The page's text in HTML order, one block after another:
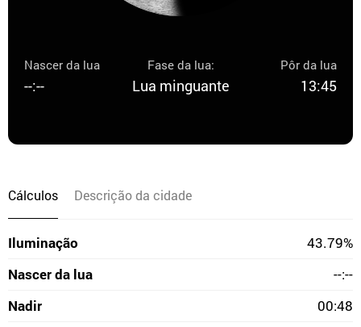
Nascer da lua
--:--
Fase da lua:
Lua minguante
Pôr da lua
13:45
Cálculos Descrição da cidade
Iluminação
43.79%
Nascer da lua
--:--
Nadir
00:48